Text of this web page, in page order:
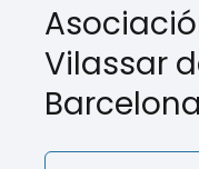
Vilassar
Barcelona